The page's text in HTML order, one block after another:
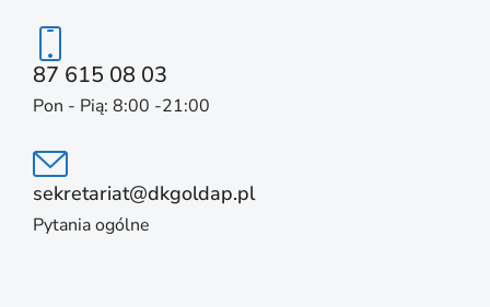
87 615 08 03
Pon - Pią: 8:00 -21:00
sekretariat@dkgoldap.pl
Pytania ogólne